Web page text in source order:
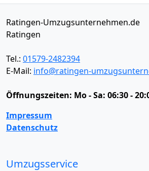
Ratingen-Umzugsunternehmen.de
Ratingen
Tel.: 01579-2482394
E-Mail: info@ratingen-
Öffnungszeiten: Mo - Sa: 06:30 -
Impressum
Datenschutz
Umzugsservice